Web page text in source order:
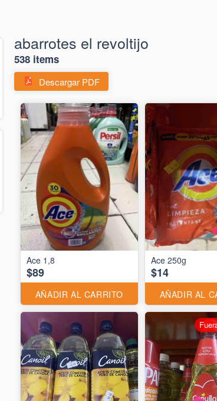
abarrotes el revoltijo
538 items
Descargar PDF
Ace 1,8
$89
AÑADIR AL CARRITO
Ace 250g
$14
AÑADIR AL